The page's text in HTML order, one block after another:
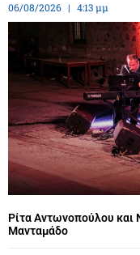
06/08/2026 4:13 μμ
Ρίτα Αντωνοπούλου
Μανταμάδο